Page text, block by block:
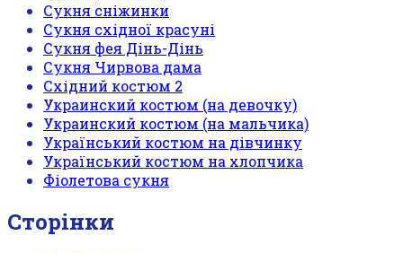
Сукня сніжинки
Сукня східної красуні
Сукня фея Дінь-Дінь
Сукня Чирвова дама
Східний костюм 2
Украинский костюм (на девочку)
Украинский костюм (на мальчика)
Український костюм на дівчинку
Український костюм на хлопчика
Фіолетова сукня
Сторінки